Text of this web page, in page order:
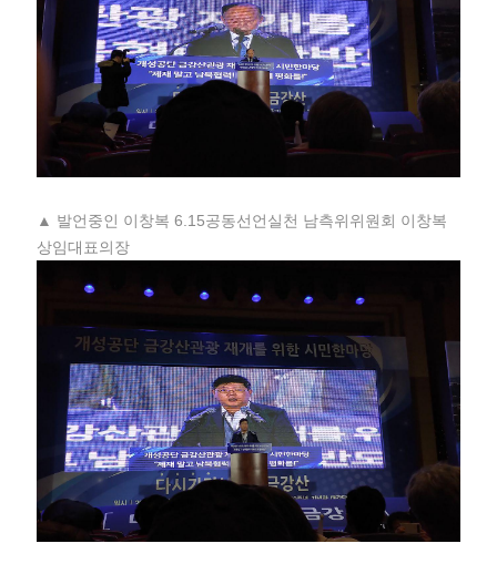
▲ 발언중인 이창복 6.15공동선언실천 남측위위원회 이창복
상임대표의장